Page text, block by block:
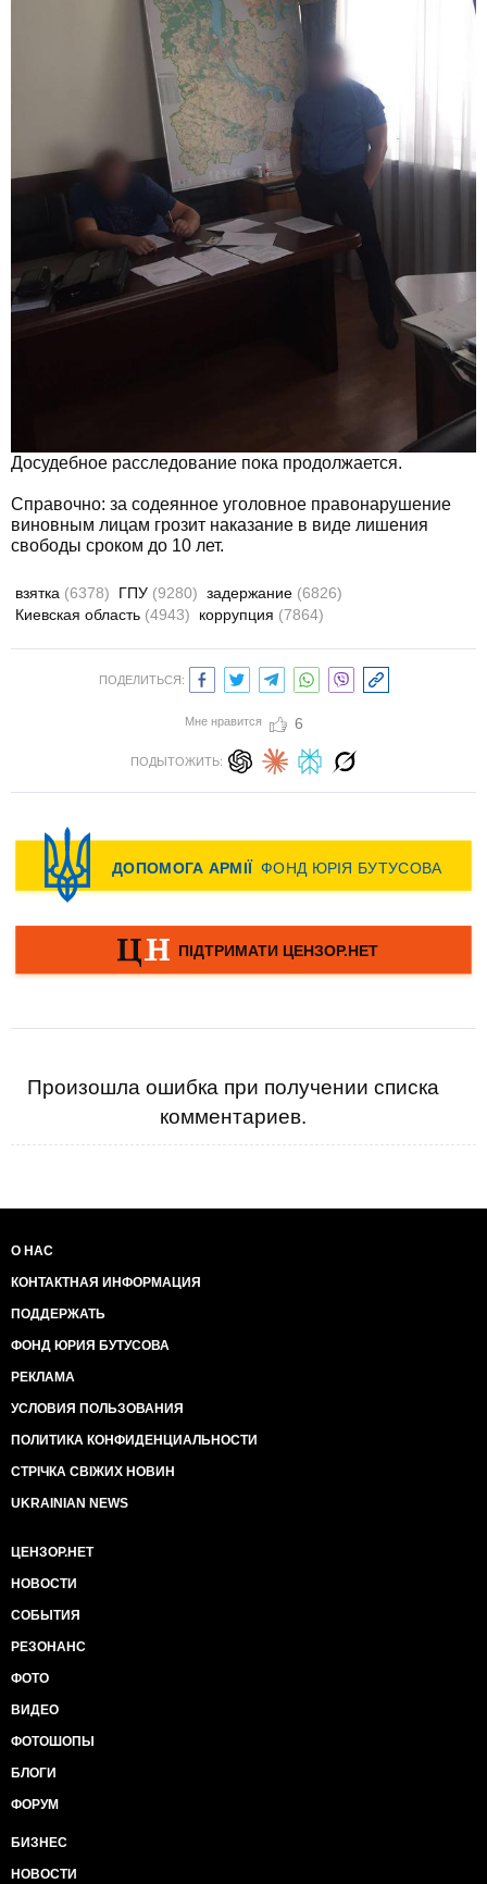
Досудебное расследование пока продолжается.
Справочно: за содеянное уголовное правонарушение
виновным лицам грозит наказание в виде лишения
свободы сроком до 10 лет.
взятка (6378) ГПУ (9280) задержание (6826)
Киевская область (4943) коррупция (7864)
ПОДЕЛИТЬСЯ:
Мне нравится 6
ПОДЫТОЖИТЬ:
Произошла ошибка при получении списка
комментариев.
О НАС
КОНТАКТНАЯ ИНФОРМАЦИЯ
ПОДДЕРЖАТЬ
ФОНД ЮРИЯ БУТУСОВА
РЕКЛАМА
УСЛОВИЯ ПОЛЬЗОВАНИЯ
ПОЛИТИКА КОНФИДЕНЦИАЛЬНОСТИ
СТРІЧКА СВІЖИХ НОВИН
UKRAINIAN NEWS
ЦЕНЗОР.НЕТ
НОВОСТИ
СОБЫТИЯ
РЕЗОНАНС
ФОТО
ВИДЕО
ФОТОШОПЫ
БЛОГИ
ФОРУМ
БИЗНЕС
НОВОСТИ